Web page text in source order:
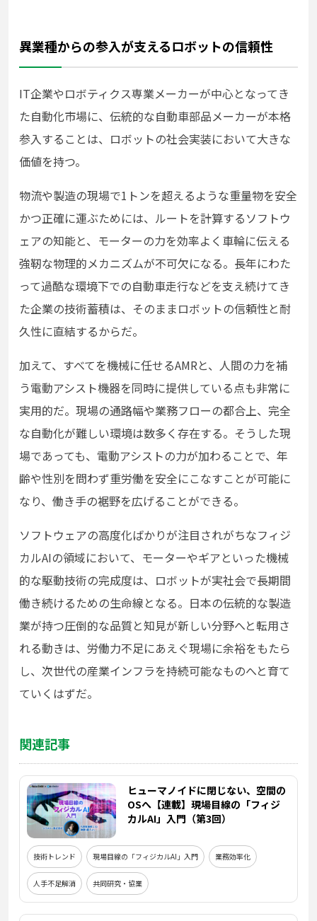
異業種からの参入が支えるロボットの信頼性
IT企業やロボティクス専業メーカーが中心となってき
た自動化市場に、伝統的な自動車部品メーカーが本格
参入することは、ロボットの社会実装において大きな
価値を持つ。
物流や製造の現場で1トンを超えるような重量物を安全
かつ正確に運ぶためには、ルートを計算するソフトウ
ェアの知能と、モーターの力を効率よく車輪に伝える
強靭な物理的メカニズムが不可欠になる。長年にわた
って過酷な環境下での自動車走行などを支え続けてき
た企業の技術蓄積は、そのままロボットの信頼性と耐
久性に直結するからだ。
加えて、すべてを機械に任せるAMRと、人間の力を補
う電動アシスト機器を同時に提供している点も非常に
実用的だ。現場の通路幅や業務フローの都合上、完全
な自動化が難しい環境は数多く存在する。そうした現
場であっても、電動アシストの力が加わることで、年
齢や性別を問わず重労働を安全にこなすことが可能に
なり、働き手の裾野を広げることができる。
ソフトウェアの高度化ばかりが注目されがちなフィジ
カルAIの領域において、モーターやギアといった機械
的な駆動技術の完成度は、ロボットが実社会で長期間
働き続けるための生命線となる。日本の伝統的な製造
業が持つ圧倒的な品質と知見が新しい分野へと転用さ
れる動きは、労働力不足にあえぐ現場に余裕をもたら
し、次世代の産業インフラを持続可能なものへと育て
ていくはずだ。
関連記事
ヒューマノイドに閉じない、空間の
OSへ【連載】現場目線の「フィジ
カルAI」入門（第3回）
技術トレンド 現場目線の「フィジカルAI」入門 業務効率化
人手不足解消 共同研究・協業